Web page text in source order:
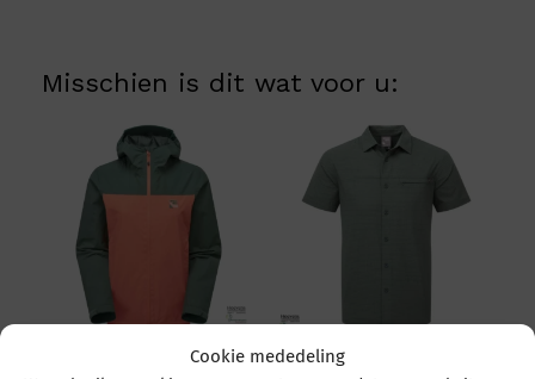
Cookie mededeling
Misschien is dit wat voor u:
Spray Way Sawel
Spray Way Tolstra SS